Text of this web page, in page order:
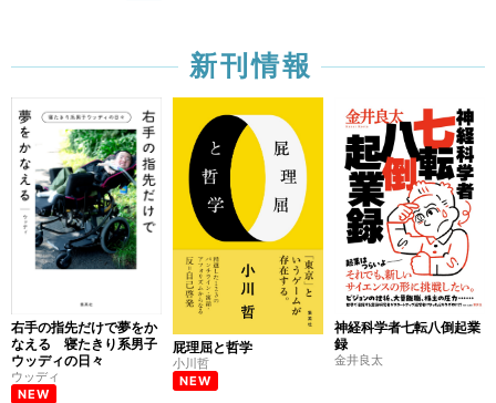
新刊情報
右手の指先だけで夢をか
なえる 寝たきり系男子
ウッディの日々
ウッディ
NEW
屁理屈と哲学
小川哲
NEW
神経科学者七転八倒起業
録
金井良太